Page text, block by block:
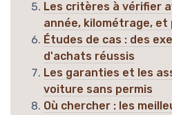
Les critères à vérifier
année, kilométrage, et
Études de cas : des
d'achats réussis
Les garanties et les
voiture sans permis
Où chercher : les